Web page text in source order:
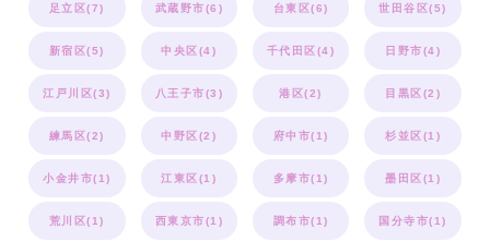
足立区(7) 武蔵野市(6) 台東区(6) 世田谷区(5)
新宿区(5) 中央区(4) 千代田区(4) 日野市(4)
江戸川区(3) 八王子市(3) 港区(2) 目黒区(2)
練馬区(2) 中野区(2) 府中市(1) 杉並区(1)
小金井市(1) 江東区(1) 多摩市(1) 墨田区(1)
荒川区(1) 西東京市(1) 調布市(1) 国分寺市(1)